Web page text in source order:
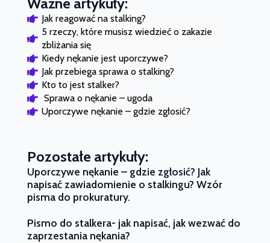
Jak reagować na stalking?
5 rzeczy, które musisz wiedzieć o zakazie
zbliżania się
Kiedy nękanie jest uporczywe?
Jak przebiega sprawa o stalking?
Kto to jest stalker?
Sprawa o nękanie – ugoda
Uporczywe nękanie – gdzie zgłosić?
Pozostałe artykuły:
Uporczywe nękanie – gdzie zgłosić? Jak
napisać zawiadomienie o stalkingu? Wzór
pisma do prokuratury.
Pismo do stalkera- jak napisać, jak wezwać do
zaprzestania nękania?